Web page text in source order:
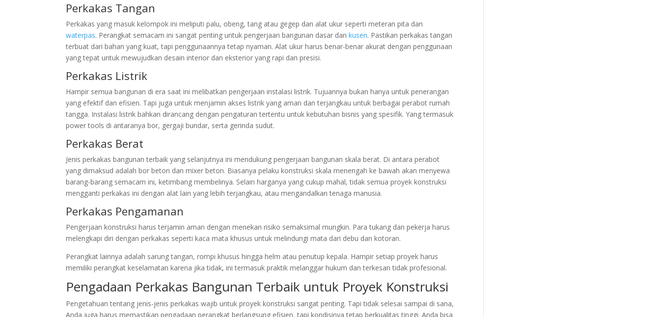
Perkakas Tangan
Perkakas yang masuk kelompok ini meliputi palu, obeng, tang atau gegep dan alat ukur seperti meteran pita dan
waterpas. Perangkat semacam ini sangat penting untuk pengerjaan bangunan dasar dankusen. Pastikan perkakas tangan
terbuat dari bahan yang kuat, tapi penggunaannya tetap nyaman. Alat ukur harus benar-benar akurat dengan penggunaan
yang tepat untuk mewujudkan desain interior dan eksterior yang rapi dan presisi.
Perkakas Listrik
Hampir semua bangunan di era saat ini melibatkan pengerjaan instalasi listrik. Tujuannya bukan hanya untuk penerangan
yang efektif dan efisien. Tapi juga untuk menjamin akses listrik yang aman dan terjangkau untuk berbagai perabot rumah
tangga. Instalasi listrik bahkan dirancang dengan pengaturan tertentu untuk kebutuhan bisnis yang spesifik. Yang termasuk
power tools di antaranya bor, gergaji bundar, serta gerinda sudut.
Perkakas Berat
Jenis perkakas bangunan terbaik yang selanjutnya ini mendukung pengerjaan bangunan skala berat. Di antara perabot
yang dimaksud adalah bor beton dan mixer beton. Biasanya pelaku konstruksi skala menengah ke bawah akan menyewa
barang-barang semacam ini, ketimbang membelinya. Selain harganya yang cukup mahal, tidak semua proyek konstruksi
mengganti perkakas ini dengan alat lain yang lebih terjangkau, atau mengandalkan tenaga manusia.
Perkakas Pengamanan
Pengerjaan konstruksi harus terjamin aman dengan menekan risiko semaksimal mungkin. Para tukang dan pekerja harus
melengkapi diri dengan perkakas seperti kaca mata khusus untuk melindungi mata dari debu dan kotoran.
Perangkat lainnya adalah sarung tangan, rompi khusus hingga helm atau penutup kepala. Hampir setiap proyek harus
memiliki perangkat keselamatan karena jika tidak, ini termasuk praktik melanggar hukum dan terkesan tidak profesional.
Pengadaan Perkakas Bangunan Terbaik untuk Proyek Konstruksi
Pengetahuan tentang jenis-jenis perkakas wajib untuk proyek konstruksi sangat penting. Tapi tidak selesai sampai di sana,
Anda juga harus memastikan pengadaan perangkat berlangsung efisien, tapi kondisinya tetap berkualitas tinggi. Anda bisa